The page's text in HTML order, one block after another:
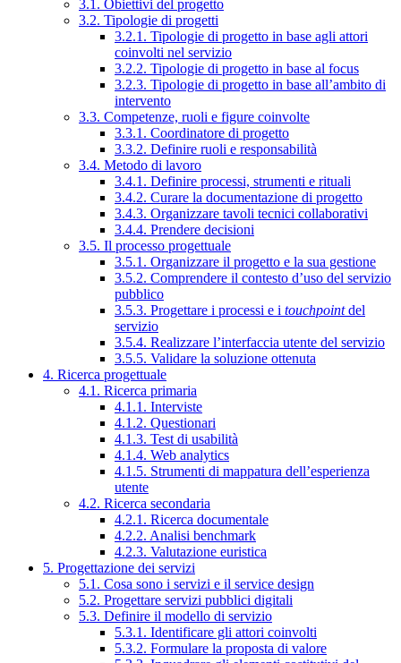
3.1. Obiettivi del progetto
3.2. Tipologie di progetti
3.2.1. Tipologie di progetto in base agli attori
coinvolti nel servizio
3.2.2. Tipologie di progetto in base al focus
3.2.3. Tipologie di progetto in base all’ambito di
intervento
3.3. Competenze, ruoli e figure coinvolte
3.3.1. Coordinatore di progetto
3.3.2. Definire ruoli e responsabilità
3.4. Metodo di lavoro
3.4.1. Definire processi, strumenti e rituali
3.4.2. Curare la documentazione di progetto
3.4.3. Organizzare tavoli tecnici collaborativi
3.4.4. Prendere decisioni
3.5. Il processo progettuale
3.5.1. Organizzare il progetto e la sua gestione
3.5.2. Comprendere il contesto d’uso del servizio
pubblico
3.5.3. Progettare i processi e i touchpointdel
servizio
3.5.4. Realizzare l’interfaccia utente del servizio
3.5.5. Validare la soluzione ottenuta
4. Ricerca progettuale
4.1. Ricerca primaria
4.1.1. Interviste
4.1.2. Questionari
4.1.3. Test di usabilità
4.1.4. Web analytics
4.1.5. Strumenti di mappatura dell’esperienza
utente
4.2. Ricerca secondaria
4.2.1. Ricerca documentale
4.2.2. Analisi benchmark
4.2.3. Valutazione euristica
5. Progettazione dei servizi
5.1. Cosa sono i servizi e il service design
5.2. Progettare servizi pubblici digitali
5.3. Definire il modello di servizio
5.3.1. Identificare gli attori coinvolti
5.3.2. Formulare la proposta di valore